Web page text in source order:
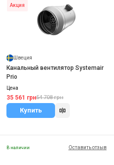
Акция
Швеция
Канальный вентилятор Systemair
Prio
Цена
35 561 грн54 708 грн
Купить
В наличии Оставить отзыв